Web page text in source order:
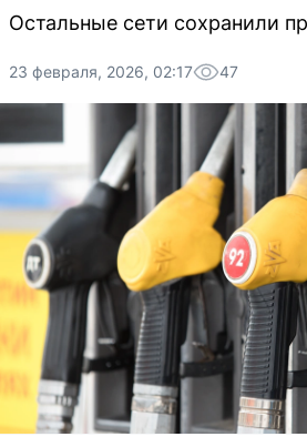
Остальные сети сохранили
23 февраля, 2026, 02:17 47